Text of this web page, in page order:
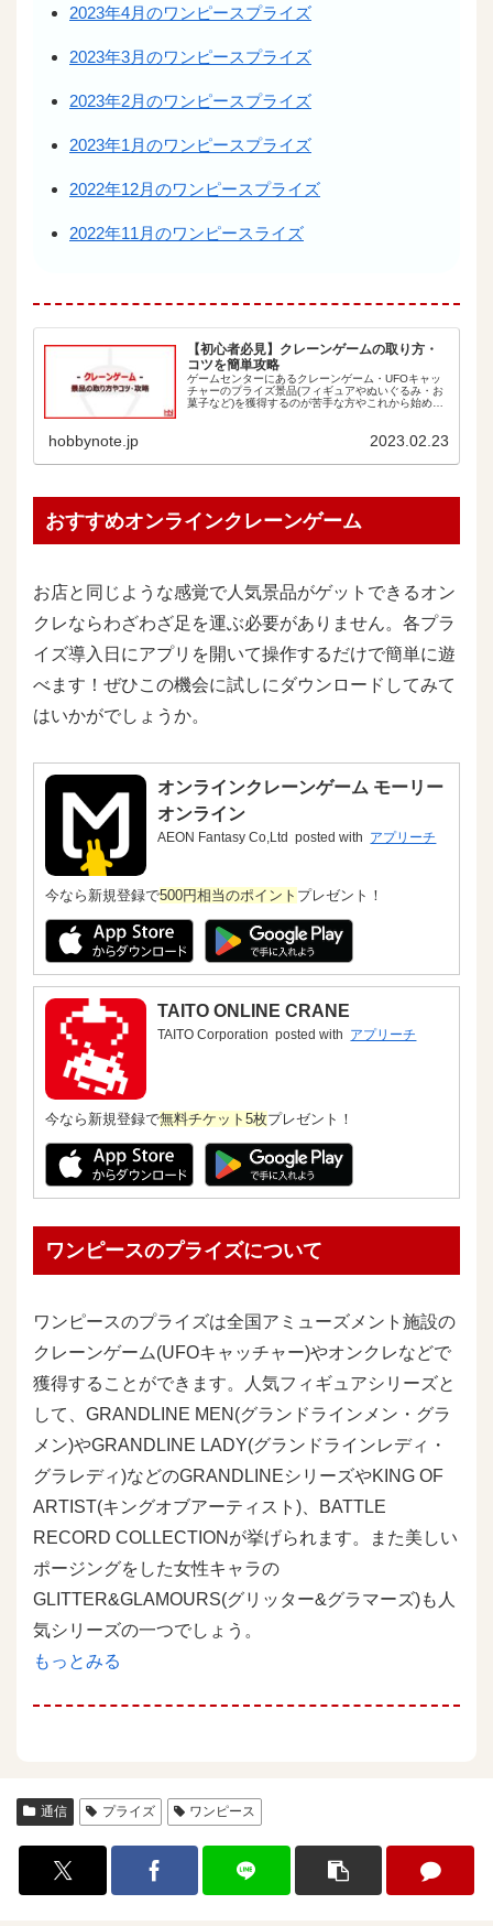
2023年4月のワンピースプライズ
2023年3月のワンピースプライズ
2023年2月のワンピースプライズ
2023年1月のワンピースプライズ
2022年12月のワンピースプライズ
2022年11月のワンピースライズ
【初心者必見】クレーンゲームの取り方・
コツを簡単攻略
ゲームセンターにあるクレーンゲーム・UFOキャッ
チャーのプライズ景品(フィギュアやぬいぐるみ・お
菓子など)を獲得するのが苦手な方やこれから始めた
hobbynote.jp 2023.02.23
おすすめオンラインクレーンゲーム
お店と同じような感覚で人気景品がゲットできるオン
クレならわざわざ足を運ぶ必要がありません。各プラ
イズ導入日にアプリを開いて操作するだけで簡単に遊
べます！ぜひこの機会に試しにダウンロードしてみて
はいかがでしょうか。
オンラインクレーンゲーム モーリー
オンライン
AEON Fantasy Co,Ltd posted with アプリーチ
今なら新規登録で500円相当のポイント プレゼント！
TAITO ONLINE CRANE
TAITO Corporation posted with アプリーチ
今なら新規登録で無料チケット5枚プレゼント！
ワンピースのプライズについて
ワンピースのプライズは全国アミューズメント施設の
クレーンゲーム(UFOキャッチャー)やオンクレなどで
獲得することができます。人気フィギュアシリーズと
して、GRANDLINE MEN(グランドラインメン・グラ
メン)やGRANDLINE LADY(グランドラインレディ・
グラレディ)などのGRANDLINEシリーズやKING OF
ARTIST(キングオブアーティスト)、BATTLE
RECORD COLLECTIONが挙げられます。また美しい
ポージングをした女性キャラの
GLITTER&GLAMOURS(グリッター&グラマーズ)も人
気シリーズの一つでしょう。
もっとみる
通信 プライズ ワンピース